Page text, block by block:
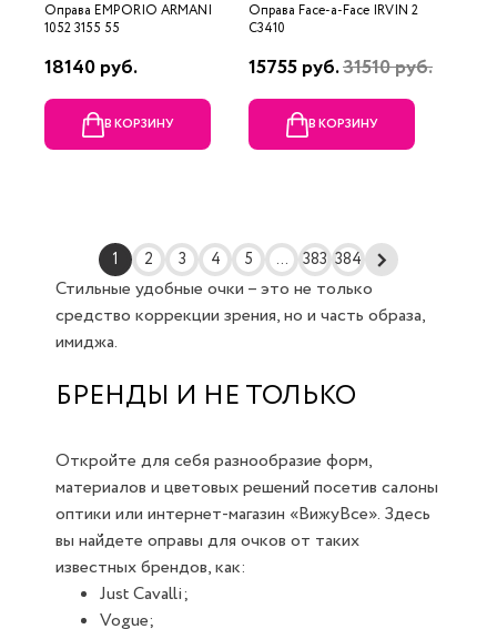
Оправа EMPORIO ARMANI
1052 3155 55
18140 руб.
В КОРЗИНУ
Оправа Face-a-Face IRVIN 2
C3410
15755 руб.31510 руб.
В КОРЗИНУ
1 2 3 4 5 ... 383 384
Стильные удобные очки – это не только
средство коррекции зрения, но и часть образа,
имиджа.
БРЕНДЫ И НЕ ТОЛЬКО
Откройте для себя разнообразие форм,
материалов и цветовых решений посетив салоны
оптики или интернет-магазин «ВижуВсе». Здесь
вы найдете оправы для очков от таких
известных брендов, как:
Just Cavalli;
Vogue;